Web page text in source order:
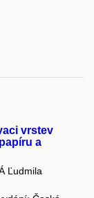
vrstev
a
Ľudmila